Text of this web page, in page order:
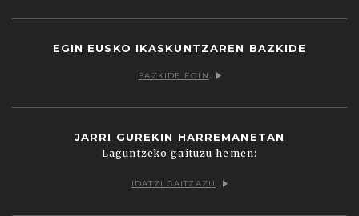
EGIN EUSKO IKASKUNTZAREN BAZKIDE
BAZKIDE EGIN
JARRI GUREKIN HARREMANETAN
Laguntzeko gaituzu hemen:
IDATZI GAITZAZU